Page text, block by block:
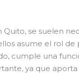
se suelen
asume el rol
cumple una
ya que